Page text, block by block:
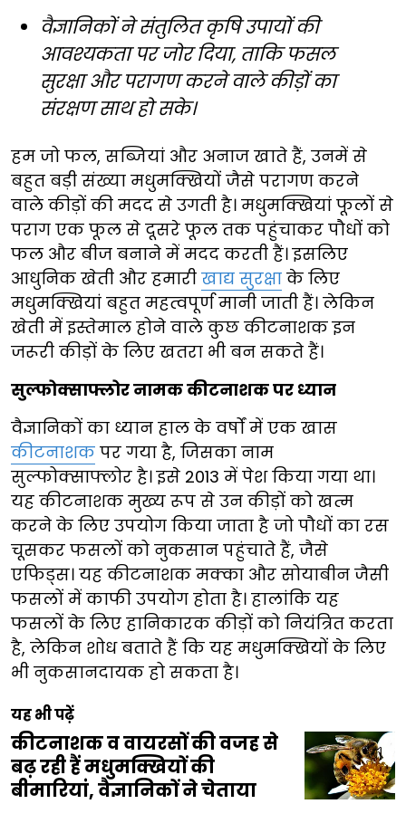
वैज्ञानिकों ने संतुलित कृषि उपायों की
आवश्यकता पर जोर दिया, ताकि फसल
सुरक्षा और परागण करने वाले कीड़ों का
संरक्षण साथ हो सके।
हम जो फल, सब्जियां और अनाज खाते हैं, उनमें से
बहुत बड़ी संख्या मधुमक्खियों जैसे परागण करने
वाले कीड़ों की मदद से उगती है। मधुमक्खियां फूलों से
पराग एक फूल से दूसरे फूल तक पहुंचाकर पौधों को
फल और बीज बनाने में मदद करती हैं। इसलिए
आधुनिक खेती और हमारी खाद्य सुरक्षा के लिए
मधुमक्खियां बहुत महत्वपूर्ण मानी जाती हैं। लेकिन
खेती में इस्तेमाल होने वाले कुछ कीटनाशक इन
जरूरी कीड़ों के लिए खतरा भी बन सकते हैं।
सुल्फोक्साफ्लोर नामक कीटनाशक पर ध्यान
वैज्ञानिकों का ध्यान हाल के वर्षों में एक खास
कीटनाशक पर गया है, जिसका नाम
सुल्फोक्साफ्लोर है। इसे 2013 में पेश किया गया था।
यह कीटनाशक मुख्य रूप से उन कीड़ों को खत्म
करने के लिए उपयोग किया जाता है जो पौधों का रस
चूसकर फसलों को नुकसान पहुंचाते हैं, जैसे
एफिड्स। यह कीटनाशक मक्का और सोयाबीन जैसी
फसलों में काफी उपयोग होता है। हालांकि यह
फसलों के लिए हानिकारक कीड़ों को नियंत्रित करता
है, लेकिन शोध बताते हैं कि यह मधुमक्खियों के लिए
भी नुकसानदायक हो सकता है।
यह भी पढ़ें
कीटनाशक व वायरसों की वजह से
बढ़ रही हैं मधुमक्खियों की
बीमारियां, वैज्ञानिकों ने चेताया